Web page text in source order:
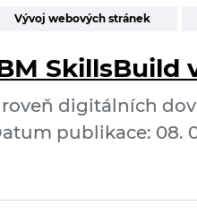
Vývoj webových stránek
SkillsBuild
digitálních
publikace: 08.